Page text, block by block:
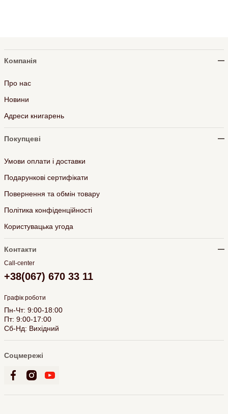
Компанія
Про нас
Новини
Адреси книгарень
Покупцеві
Умови оплати і доставки
Подарункові сертифікати
Повернення та обмін товару
Політика конфіденційності
Користувацька угода
Контакти
Call-center
+38(067) 670 33 11
Графік роботи
Пн-Чт: 9:00-18:00
Пт: 9:00-17:00
Сб-Нд: Вихідний
Соцмережі